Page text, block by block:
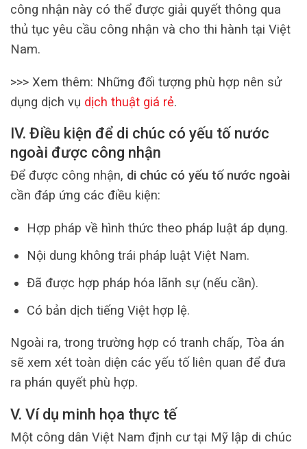
công nhận này có thể được giải quyết thông qua
thủ tục yêu cầu công nhận và cho thi hành tại Việt
Nam.
>>> Xem thêm: Những đối tượng phù hợp nên sử
dụng dịch vụ dịch thuật giá rẻ.
IV. Điều kiện để di chúc có yếu tố nước
ngoài được công nhận
Để được công nhận, di chúc có yếu tố nước ngoài
cần đáp ứng các điều kiện:
Hợp pháp về hình thức theo pháp luật áp dụng.
Nội dung không trái pháp luật Việt Nam.
Đã được hợp pháp hóa lãnh sự (nếu cần).
Có bản dịch tiếng Việt hợp lệ.
Ngoài ra, trong trường hợp có tranh chấp, Tòa án
sẽ xem xét toàn diện các yếu tố liên quan để đưa
ra phán quyết phù hợp.
V. Ví dụ minh họa thực tế
Một công dân Việt Nam định cư tại Mỹ lập di chúc